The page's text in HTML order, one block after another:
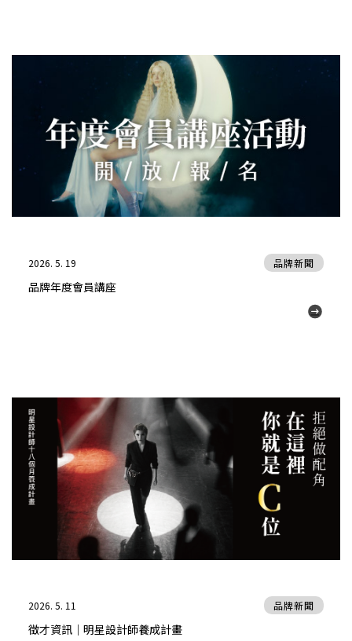
2026. 5. 19
品牌年度會員講座
品牌新聞
2026. 5. 11
徵才資訊｜明星設計師養成計畫
品牌新聞